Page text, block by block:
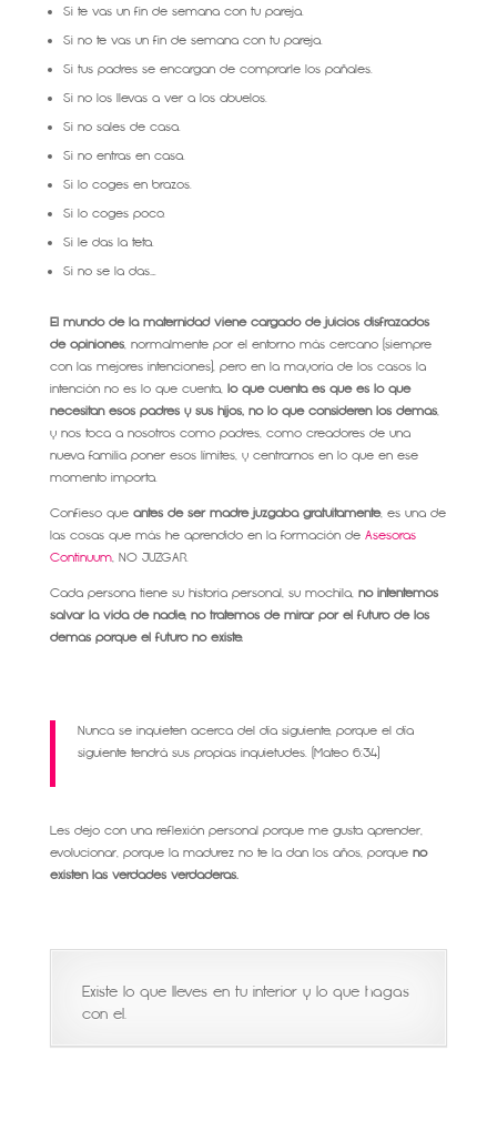
Si te vas un fin de semana con tu pareja.
Si no te vas un fin de semana con tu pareja.
Si tus padres se encargan de comprarle los pañales.
Si no los llevas a ver a los abuelos.
Si no sales de casa.
Si no entras en casa.
Si lo coges en brazos.
Si lo coges poco.
Si le das la teta.
Si no se la das….
El mundo de la maternidad viene cargado de juicios disfrazados
de opiniones, normalmente por el entorno más cercano (siempre
con las mejores intenciones), pero en la mayoría de los casos la
intención no es lo que cuenta, lo que cuenta es que es lo que
necesitan esos padres y sus hijos, no lo que consideren los demás,
y nos toca a nosotros como padres, como creadores de una
nueva familia poner esos límites, y centrarnos en lo que en ese
momento importa.
Confieso que antes de ser madre juzgaba gratuitamente, es una de
las cosas que más he aprendido en la formación deAsesoras
Continuum, NO JUZGAR.
Cada persona tiene su historia personal, su mochila, no intentemos
salvar la vida de nadie, no tratemos de mirar por el futuro de los
demás porque el futuro no existe.
Nunca se inquieten acerca del día siguiente, porque el día
siguiente tendrá sus propias inquietudes. (Mateo 6:34)
Les dejo con una reflexión personal porque me gusta aprender,
evolucionar, porque la madurez no te la dan los años, porque no
existen las verdades verdaderas.
Existe lo que lleves en tu interior y lo que hagas
con el.